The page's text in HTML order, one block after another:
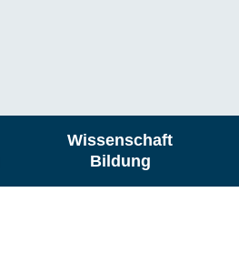
Wissenschaft
Bildung